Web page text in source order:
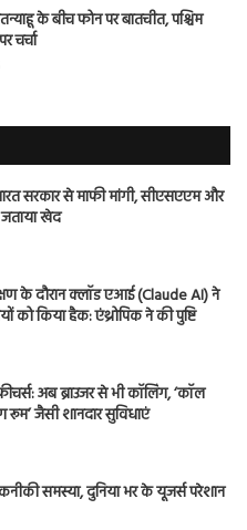
के बीच फोन पर बातचीत, पश्चिम
चर्चा
सरकार से माफी मांगी, सीएसएएम और
खेद
के दौरान क्लॉड एआई (Claude AI) ने
को किया हैक: एंथ्रोपिक ने की पुष्टि
अब ब्राउजर से भी कॉलिंग, ‘कॉल
रूम’ जैसी शानदार सुविधाएं
समस्या, दुनिया भर के यूजर्स परेशान